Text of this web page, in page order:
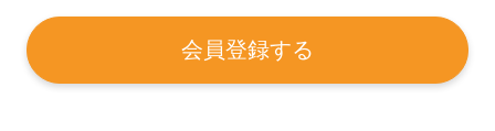
会員登録する